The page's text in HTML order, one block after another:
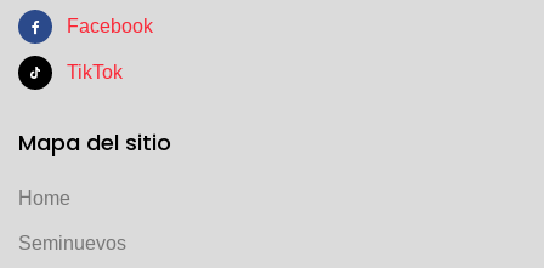
Facebook
TikTok
Mapa del sitio
Home
Seminuevos